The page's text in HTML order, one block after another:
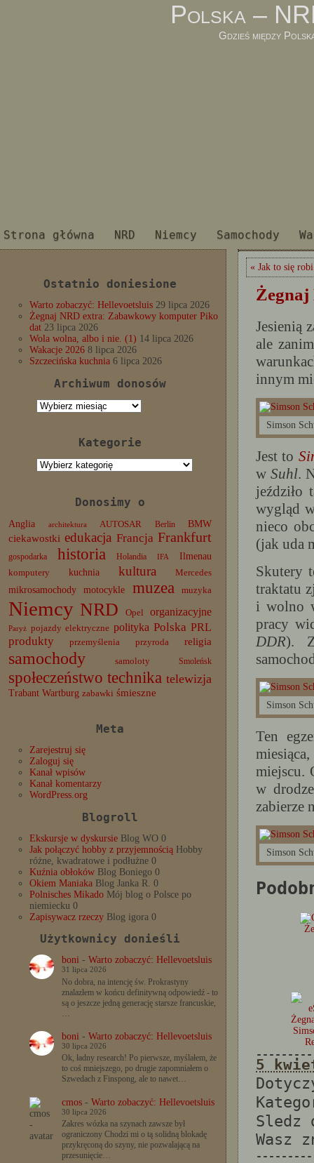
Polska –
Gdzieś między
Strona główna NRD Niemcy Samochody
Ostatnio doniesione
Warto zobaczyć: Hellevoetsluis 29 lipca 2026
Żegnaj NRD extra: Zabawkowy komputer Piko
dat 23 lipca 2026
Wola wolna, albo i nie. (1) 14 lipca 2026
Wakacje 2026 8 lipca 2026
Szczecińska kuchnia 6 lipca 2026
Archiwum donosów
Archiwum
Kategorie
Kategorie
Donosimy o
Anglia architektura AUTOSAR Berlin BMW
ciekawostki edukacja Francja Frankfurt
gospodarka historia Holandia IFA
Ilmenau
komputery
kuchnia kultura Mercedes
mikrosamochody motocykle muzea muzyka
Niemcy NRD Opel organizacyjne
Paryż pojazdy elektryczne polityka Polska PRL
produkty
przemyślenia przyroda religia
samochody samoloty Smoleńsk
społeczeństwo technika telewizja
Trabant Wartburg zabawki śmieszne
Meta
Zarejestruj się
Zaloguj się
Kanał wpisów
Kanał komentarzy
WordPress.org
Blogroll
Ekskursje w dyskursie Blog WO 0
Jak połączyć hobby z przyjemnością Hobby
różne, kwadratowe i podłużne 0
Kuźnia obłoków Blog Boniego 0
Okiem Maniaka Blog Janka R. 0
Polnisches Mikado Mój blog o Polsce po
niemiecku 0
Zapisywacz rzeczy Blog igora 0
Użytkownicy donieśli
boni- Warto zobaczyć: Hellevoetsluis
31 lipca 2026
No dobra, na intencję św. Prokrastyny
znalazłem w końcu definitywną odpowiedź - to
są o jeszcze jedną generację starsze francuskie,
…
boni- Warto zobaczyć: Hellevoetsluis
30 lipca 2026
Ok, ładny research! Po pierwsze, myślałem, że
to coś mniejszego, po drugie zapomniałem o
Szwedach z Finspong, ale to nawet…
cmos- Warto zobaczyć: Hellevoetsluis
30 lipca 2026
Zakres wózka na szynach zawsze był
ograniczony Chodzi mi o tą solidną blokadę
przykręconą do szyny, nie pozwalającą na
przesunięcie…
« Jak to się
Żegnaj
Jesienią
ale
innym
Simson
Jest to
wSuhl.
jeździło
wygląd
nieco
(jak uda
Skutery
traktatu
i wolno
pracy
DDR).
Simson
Ten
miejscu.
w
zabierze
Simson
5
Sledz
Wasz